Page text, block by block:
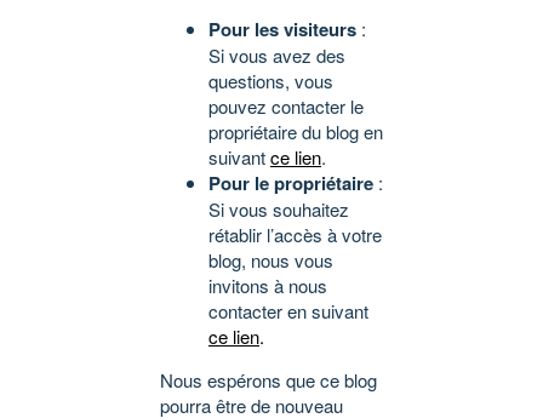
Pour les visiteurs :
Si vous avez des
questions, vous
pouvez contacter le
propriétaire du blog en
suivantce lien.
Pour le propriétaire :
Si vous souhaitez
rétablir l’accès à votre
blog, nous vous
invitons à nous
contacter en suivant
ce lien.
Nous espérons que ce blog
pourra être de nouveau